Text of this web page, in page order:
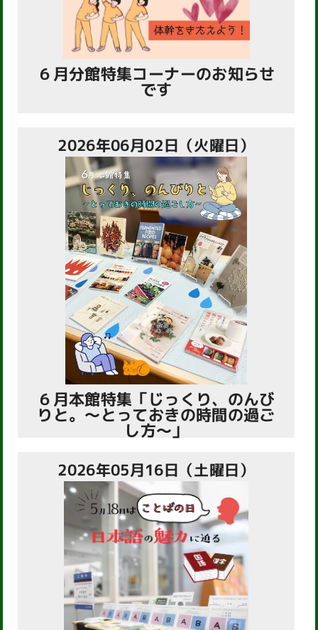
６月分館特集コーナーのお知らせ
です
2026年06月02日（火曜日）
６月本館特集「じっくり、のんび
りと。～とっておきの時間の過ご
し方～」
2026年05月16日（土曜日）